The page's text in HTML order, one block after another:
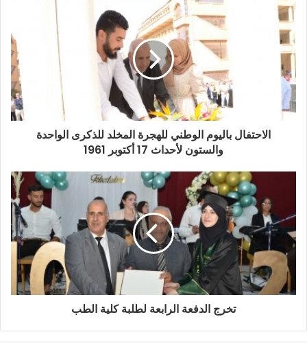
الاحتفال باليوم الوطني للهجرة المخلد للذكرى الواحدة
والستون لأحداث 17 أكتوبر 1961
تخرج الدفعة الرابعة لطلبة كلية الطب